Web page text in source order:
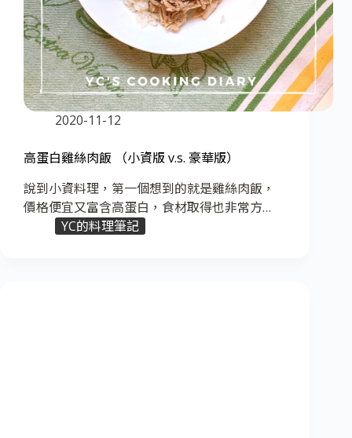
2020-11-12
高蛋白雞絲肉飯 （小資版 v.s. 豪華版）
說到小資料理，第一個想到的就是雞絲肉飯，
價格便宜又富含高蛋白，食材取得也非常方…
YC的料理筆記